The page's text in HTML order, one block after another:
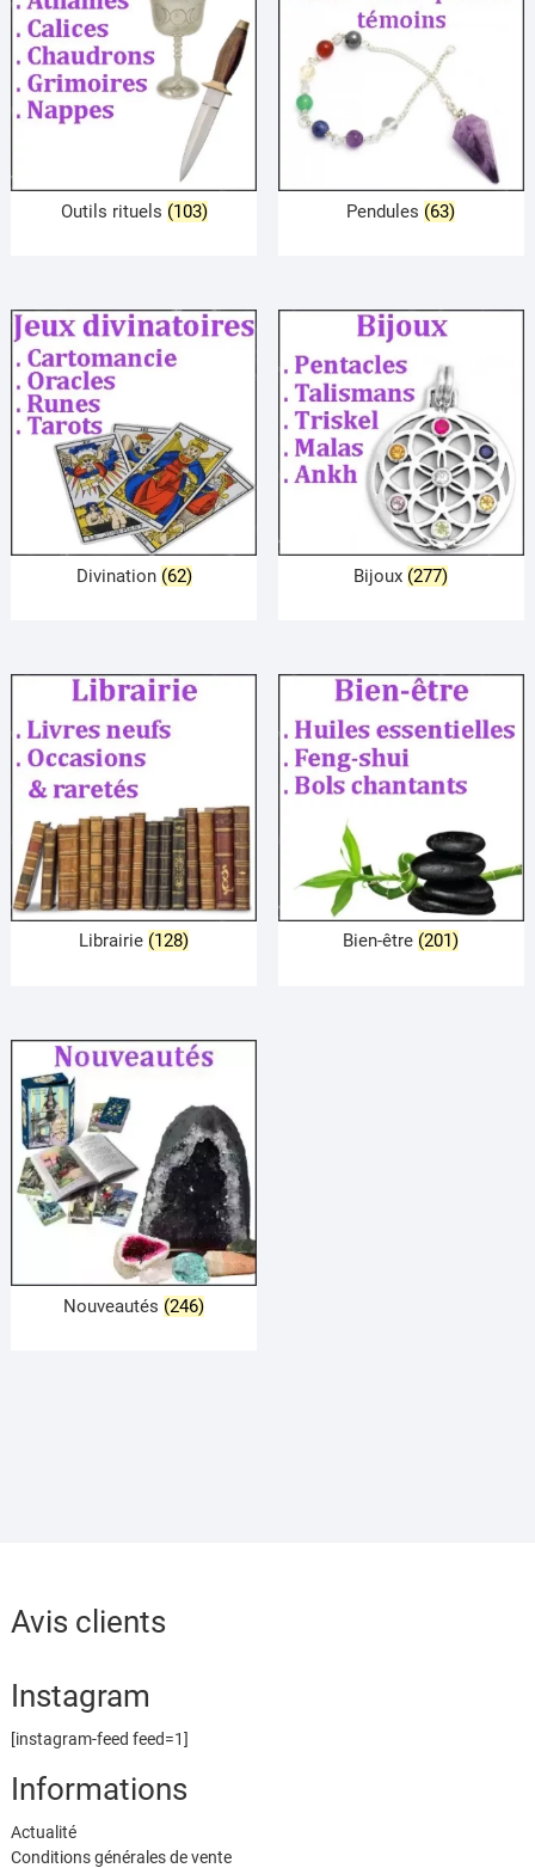
Outils rituels (103) Pendules (63)
Divination (62) Bijoux (277)
Librairie (128) Bien-être (201)
Nouveautés (246)
Avis clients
Instagram
[instagram-feed feed=1]
Informations
Actualité
Conditions générales de vente